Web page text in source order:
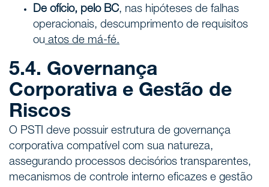
De ofício, pelo BC, nas hipóteses de falhas
operacionais, descumprimento de requisitos
ou atos de má-fé.
5.4. Governança
Corporativa e Gestão de
Riscos
O PSTI deve possuir estrutura de governança
corporativa compatível com sua natureza,
assegurando processos decisórios transparentes,
mecanismos de controle interno eficazes e gestão